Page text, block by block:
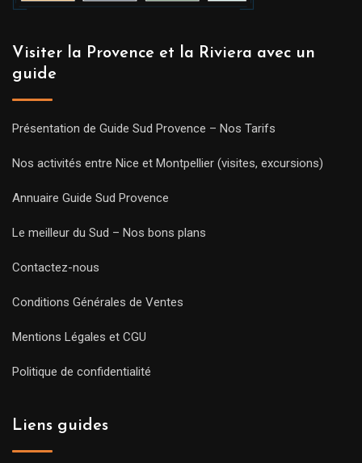
Visiter la Provence et la Riviera avec un
guide
Présentation de Guide Sud Provence – Nos Tarifs
Nos activités entre Nice et Montpellier (visites, excursions)
Annuaire Guide Sud Provence
Le meilleur du Sud – Nos bons plans
Contactez-nous
Conditions Générales de Ventes
Mentions Légales et CGU
Politique de confidentialité
Liens guides